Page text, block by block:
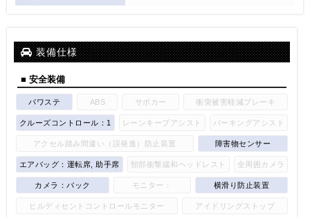
装備仕様
■ 安全装備
パワステ ABS サポカー 衝突被害軽減ブレーキ
クルーズコントロール：1 レーンキープアシスト パーキングアシスト
アクセル踏み間違い（誤発進）防止装置 障害物センサー
エアバッグ：運転席, 助手席 頸部衝撃緩和ヘッドレスト 全周囲カメラ
カメラ：バック モニター： 横滑り防止装置
ヒルディセントコントロールモニター アイドリングストップ